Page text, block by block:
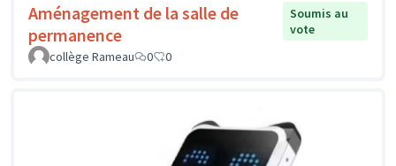
Aménagement de la salle de
permanence
Soumis au
vote
collège Rameau
0 0